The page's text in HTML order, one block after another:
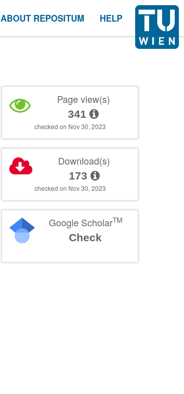
ABOUT REPOSITUM HELP
Page view(s)
341
checked on Nov 30, 2023
Download(s)
173
checked on Nov 30, 2023
Google ScholarTM
Check